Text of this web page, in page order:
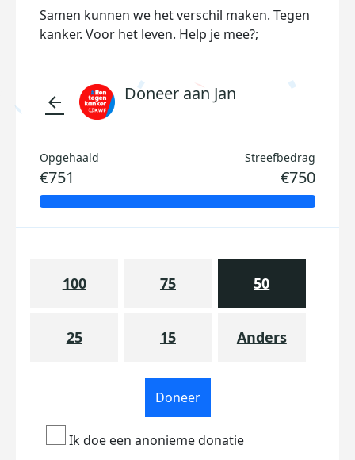
Samen kunnen we het verschil maken. Tegen
kanker. Voor het leven. Help je mee?;
arrow_back Doneer aan Jan
Opgehaald
€751
Streefbedrag
€750
100 75 50
25 15 Anders
Doneer
Ik doe een anonieme donatie